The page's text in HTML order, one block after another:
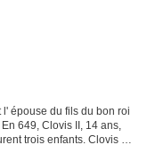
épouse du fils du bon roi
649, Clovis II, 14 ans,
trois enfants. Clovis II